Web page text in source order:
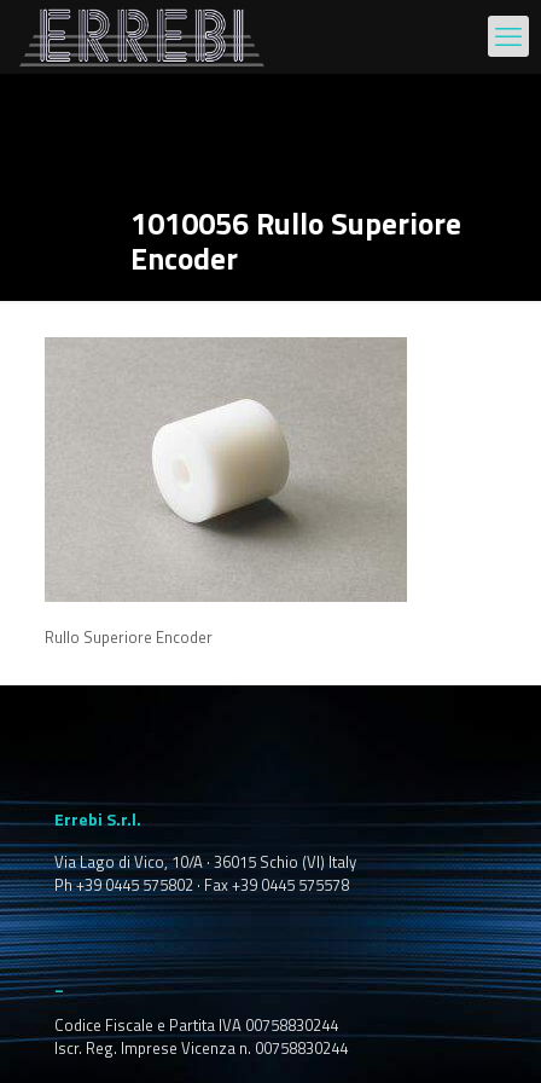
1010056 Rullo Superiore
Encoder
Rullo Superiore Encoder
Errebi S.r.l.
Via Lago di Vico, 10/A · 36015 Schio (VI) Italy
Ph +39 0445 575802 · Fax +39 0445 575578
_
Codice Fiscale e Partita IVA 00758830244
Iscr. Reg. Imprese Vicenza n. 00758830244